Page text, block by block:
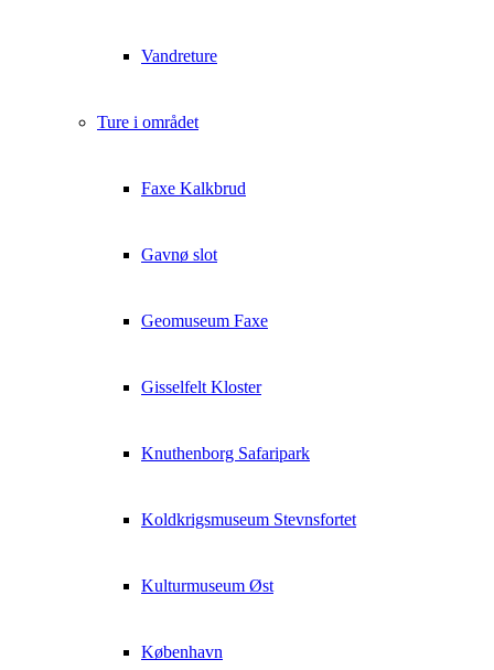
Vandreture
Ture i området
Faxe Kalkbrud
Gavnø slot
Geomuseum Faxe
Gisselfelt Kloster
Knuthenborg Safaripark
Koldkrigsmuseum Stevnsfortet
Kulturmuseum Øst
København